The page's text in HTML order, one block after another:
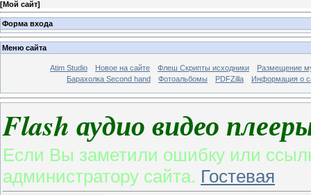
[Мой сайт]
Форма входа
Меню сайта
Atim Studio Новое на сайте Флеш Скрипты исходники
Размещение
Барахолка Second hand
Фотоальбомы PDFZilla Информация о
Flash аудио видео
Если Вы заметили ошибку или
администратору сайта. Гостевая